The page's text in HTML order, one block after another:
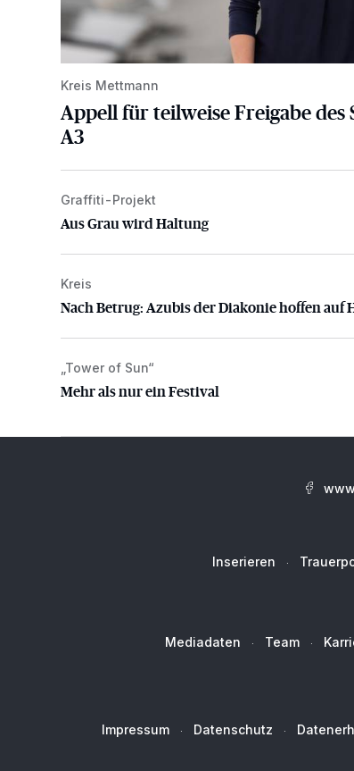
Kreis Mettmann
Appell für teilweise Freigabe des
A3
Aus Grau wird Haltung
Graffiti-Projekt
Aus Grau wird Haltung
Nach Betrug: Azubis der Diakonie hoffen auf
Kreis
Nach Betrug: Azubis der Diakonie hoffen auf
Mehr als nur ein Festival
„Tower of Sun“
Mehr als nur ein Festival
Inserieren
Mediadaten Team
Impressum Datenschutz